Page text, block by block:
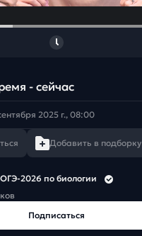
- сейчас
2025 г., 08:00
Добавить в подборку
2026 по биологии
Подписаться